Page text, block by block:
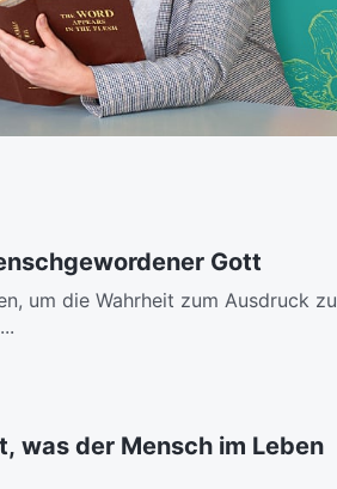
Gott
um die Wahrheit zum Ausdruck zu
was der Mensch im Leben